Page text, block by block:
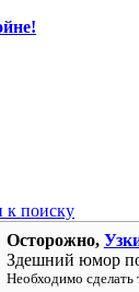
к поиску
Осторожно,
Здешний юмор
Необходимо